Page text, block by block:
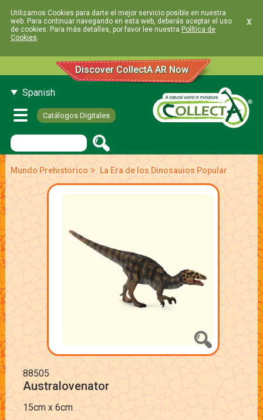
Utilizamos Cookies para darte el mejor servicio posible en nuestra
web. Para continuar navegando en esta web, deberás aceptar el uso
de cookies. Para más detalles, por favor lee nuestra Política de
Cookies.
x
Discover CollectA AR Now
Spanish
Catálogos Digitales
Mundo Prehistorico > La Era de los Dinosauios Popular
88505
Australovenator
15cm x 6cm